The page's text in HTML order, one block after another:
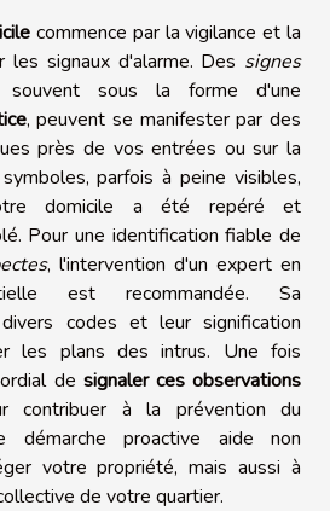
commence par la vigilance et la
les signaux d'alarme. Des signes
sous la forme d'une
, peuvent se manifester par des
près de vos entrées ou sur la
parfois à peine visibles,
domicile a été repéré et
Pour une identification fiable de
, l'intervention d'un expert en
est recommandée. Sa
codes et leur signification
les plans des intrus. Une fois
de signaler ces observations
contribuer à la prévention du
démarche proactive aide non
votre propriété, mais aussi à
de votre quartier.